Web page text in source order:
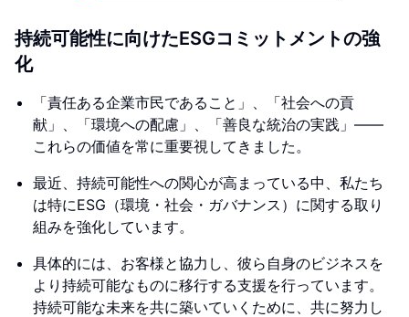
持続可能性に向けたESGコミットメントの強
化
「責任ある企業市民であること」、「社会への貢
献」、「環境への配慮」、「善良な統治の実践」――
これらの価値を常に重要視してきました。
最近、持続可能性への関心が高まっている中、私たち
は特にESG（環境・社会・ガバナンス）に関する取り
組みを強化しています。
具体的には、お客様と協力し、彼ら自身のビジネスを
より持続可能なものに移行する支援を行っています。
持続可能な未来を共に築いていくために、共に努力し